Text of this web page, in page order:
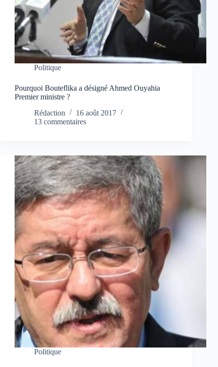
Politique
Pourquoi Bouteflika a désigné Ahmed Ouyahia
Premier ministre ?
Rédaction
16 août 2017
13 commentaires
Politique